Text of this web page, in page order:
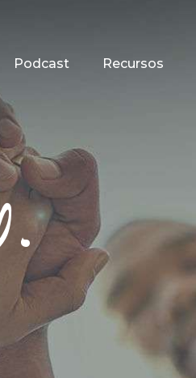
Podcast Recursos